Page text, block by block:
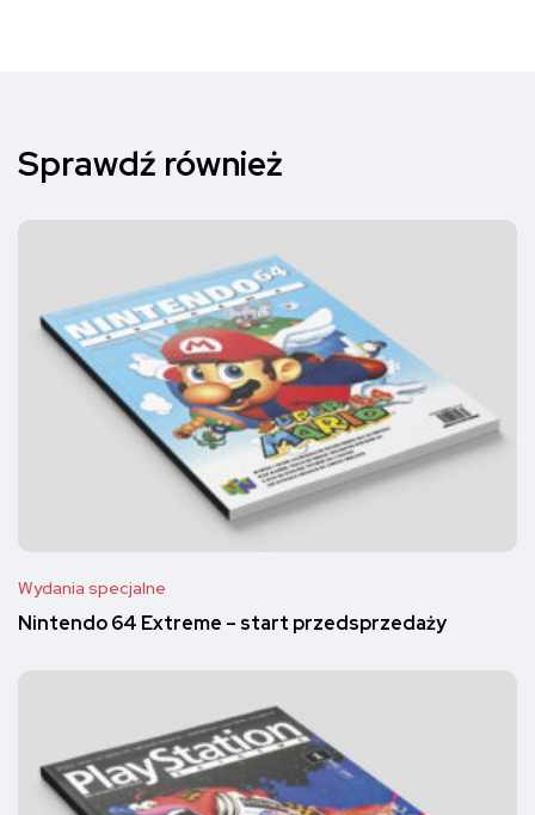
Sprawdź również
Wydania specjalne
Nintendo 64 Extreme – start przedsprzedaży